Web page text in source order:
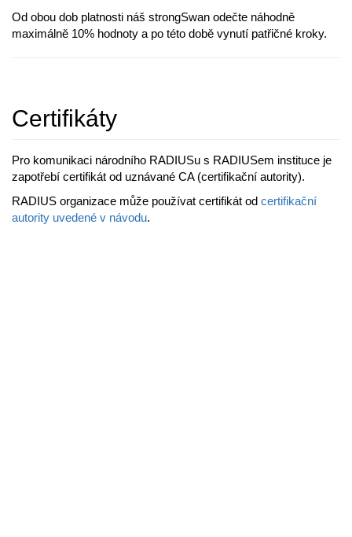
Od obou dob platnosti náš strongSwan odečte náhodně
maximálně 10% hodnoty a po této době vynutí patřičné kroky.
Certifikáty
Pro komunikaci národního RADIUSu s RADIUSem instituce je
zapotřebí certifikát od uznávané CA (certifikační autority).
RADIUS organizace může používat certifikát od certifikační
autority uvedené v návodu.